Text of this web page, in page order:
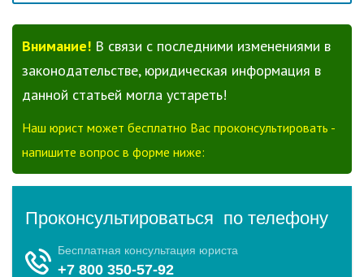
Внимание! В связи с последними изменениями в
законодательстве, юридическая информация в
данной статьей могла устареть!
Наш юрист может бесплатно Вас проконсультировать -
напишите вопрос в форме ниже: